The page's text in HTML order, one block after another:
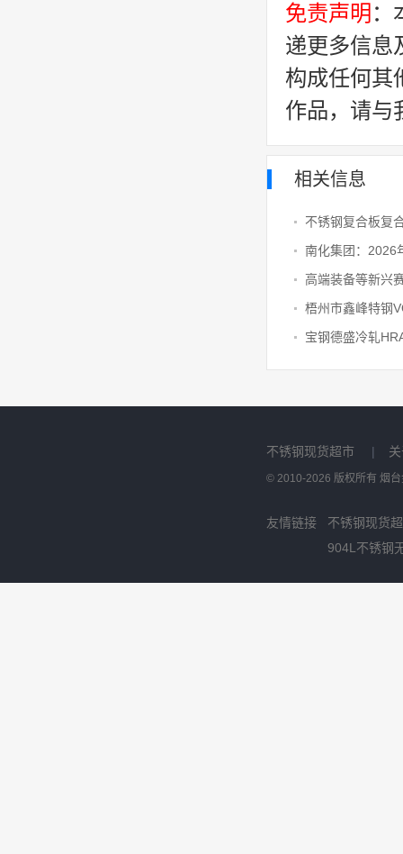
免责声明 ：
递更多信息
构成任何其
作品，请与
相关信息
不锈钢复合板复
不锈钢现货超市 |
© 2010-2026 版权所有 烟
友情链接
不锈钢现货
904L不锈钢